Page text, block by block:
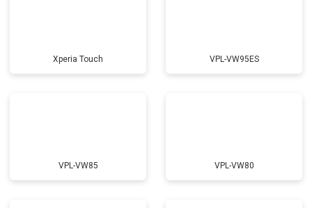
Xperia Touch VPL-VW95ES
VPL-VW85 VPL-VW80